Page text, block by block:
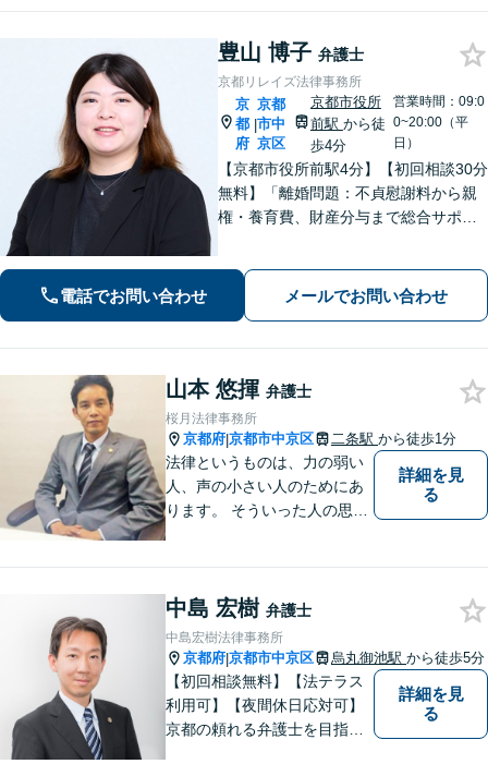
豊山 博子 弁護士
京都リレイズ法律事務所
京
都
府
|
京都
市中
京区
京都市役所
前駅 から徒
歩4分
営業時間：09:0
0~20:00（平
日）
【京都市役所前駅4分】【初回相談30分
無料】「離婚問題：不貞慰謝料から親
権・養育費、財産分与まで総合サポー
えて諦める前に、まずはあなたのご希
望をお聞かせください【休日・夜間相
電話でお問い合わせ メールでお問い合わせ
山本 悠揮 弁護士
桜月法律事務所
京都府|京都市中京区 二条駅 から徒歩1分
法律というものは、力の弱い
人、声の小さい人のためにあ
ります。 そういった人の思い
目指します。
詳細を見
る
中島 宏樹 弁護士
中島宏樹法律事務所
京都府|京都市中京区 烏丸御池駅 から徒歩5分
【初回相談無料】【法テラス
利用可】【夜間休日応対可】
京都の頼れる弁護士を目指し
詳細を見
る